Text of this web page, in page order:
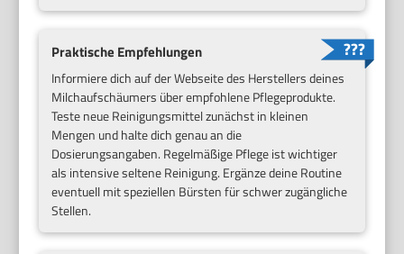
Praktische Empfehlungen
Informiere dich auf der Webseite des Herstellers deines
Milchaufschäumers über empfohlene Pflegeprodukte.
Teste neue Reinigungsmittel zunächst in kleinen
Mengen und halte dich genau an die
Dosierungsangaben. Regelmäßige Pflege ist wichtiger
als intensive seltene Reinigung. Ergänze deine Routine
eventuell mit speziellen Bürsten für schwer zugängliche
Stellen.